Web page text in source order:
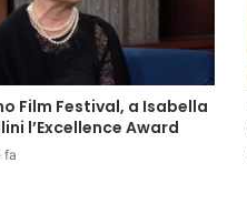
Film Festival, a Isabella
l’Excellence Award
fa